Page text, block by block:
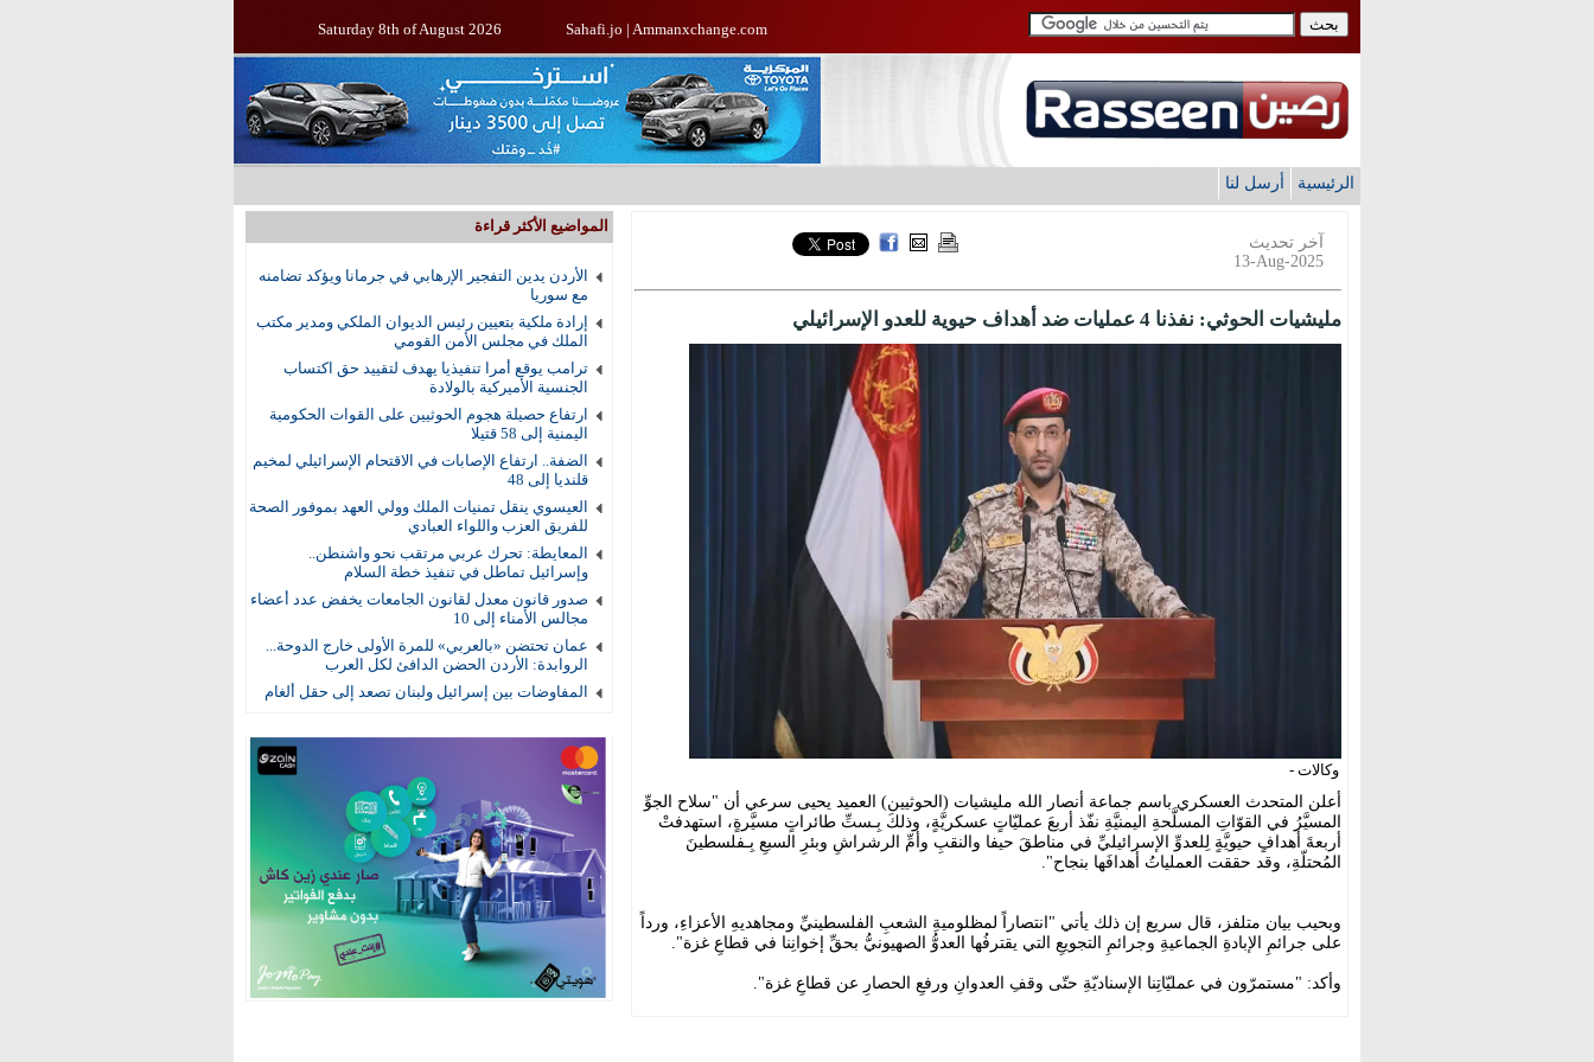
Saturday 8th of August 2026 Sahafi.jo | Ammanxchange.com
الرئيسية أرسل لنا
المواضيع الأكثر قراءة
الأردن يدين التفجير الإرهابي في جرمانا ويؤكد تضامنه
مع سوريا
إرادة ملكية بتعيين رئيس الديوان الملكي ومدير مكتب
الملك في مجلس الأمن القومي
ترامب يوقع أمرا تنفيذيا يهدف لتقييد حق اكتساب
الجنسية الأميركية بالولادة
ارتفاع حصيلة هجوم الحوثيين على القوات الحكومية
اليمنية إلى 58 قتيلا
الضفة.. ارتفاع الإصابات في الاقتحام الإسرائيلي لمخيم
قلنديا إلى 48
العيسوي ينقل تمنيات الملك وولي العهد بموفور الصحة
للفريق العزب واللواء العبادي
المعايطة: تحرك عربي مرتقب نحو واشنطن..
وإسرائيل تماطل في تنفيذ خطة السلام
صدور قانون معدل لقانون الجامعات يخفض عدد أعضاء
مجالس الأمناء إلى 10
عمان تحتضن «بالعربي» للمرة الأولى خارج الدوحة...
الروابدة: الأردن الحضن الدافئ لكل العرب
المفاوضات بين إسرائيل ولبنان تصعد إلى حقل ألغام
آخر تحديث
13-Aug-2025
مليشيات الحوثي: نفذنا 4 عمليات ضد أهداف حيوية للعدو الإسرائيلي
وكالات -
أعلن المتحدث العسكري باسم جماعة أنصار الله مليشيات (الحوثيين) العميد يحيى سرعي أن "سلاح الجوِّ
المسيَّرُ في القوّاتِ المسلَّحةِ اليمنيَّةِ نفّذ أربعَ عمليّاتٍ عسكريَّةٍ، وذلكَ بِـستِّ طائراتٍ مسيَّرةٍ، استهدفتْ
أربعةَ أهدافٍ حيويَّةٍ لِلعدوِّ الإسرائيليِّ في مناطقَ حيفا والنقبِ وأمِّ الرشراشِ وبئرِ السبعِ بِـفلسطينَ
المُحتلّةِ، وقد حققت العملياتُ أهدافَها بنجاح".
وبحيب بيان متلفز، قال سريع إن ذلك يأتي "انتصاراً لمظلوميةِ الشعبِ الفلسطينيِّ ومجاهديهِ الأعزاءِ، ورداً
على جرائمِ الإبادةِ الجماعيةِ وجرائمِ التجويعِ التي يقترفُها العدوُّ الصهيونيُّ بحقِّ إخوانِنا في قطاعِ غزة".
وأكد: "مستمرّون في عمليّاتِنا الإسناديّةِ حتّى وقفِ العدوانِ ورفعِ الحصارِ عن قطاعِ غزة".